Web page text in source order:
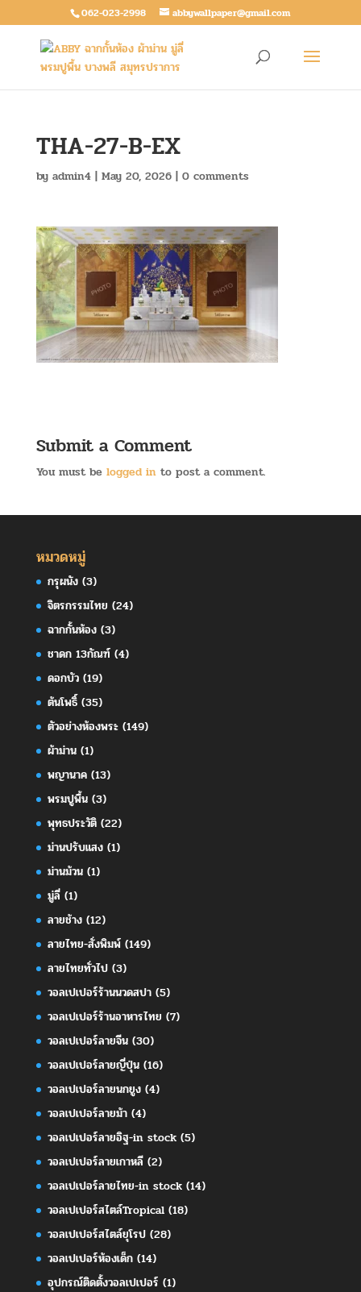
062-023-2998 abbywallpaper@gmail.com
THA-27-B-EX
by admin4| May 20, 2026| 0 comments
Submit a Comment
You must be logged into post a comment.
หมวดหมู่
กรุผนัง(3)
จิตรกรรมไทย (24)
ฉากกั้นห้อง(3)
ชาดก 13กัณฑ์(4)
ดอกบัว(19)
ต้นโพธิ์(35)
ตัวอย่างห้องพระ(149)
ผ้าม่าน(1)
พญานาค(13)
พรมปูพื้น(3)
พุทธประวัติ(22)
ม่านปรับแสง(1)
ม่านม้วน(1)
มู่ลี่(1)
ลายช้าง(12)
ลายไทย-สั่งพิมพ์(149)
ลายไทยทั่วไป(3)
วอลเปเปอร์ร้านนวดสปา(5)
วอลเปเปอร์ร้านอาหารไทย (7)
วอลเปเปอร์ลายจีน(30)
วอลเปเปอร์ลายญี่ปุ่น(16)
วอลเปเปอร์ลายนกยูง(4)
วอลเปเปอร์ลายม้า(4)
วอลเปเปอร์ลายอิฐ-in stock(5)
วอลเปเปอร์ลายเกาหลี(2)
วอลเปเปอร์ลายไทย-in stock(14)
วอลเปเปอร์สไตล์Tropical(18)
วอลเปเปอร์สไตล์ยุโรป(28)
วอลเปเปอร์ห้องเด็ก(14)
อุปกรณ์ติดตั้งวอลเปเปอร์ (1)